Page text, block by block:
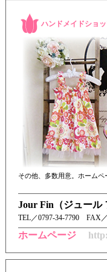
ハンドメイドショ
その他、多数用意。ホームペ
Jour Fin（ジュール
TEL／ 0797-34-7790 FAX
ホームページ